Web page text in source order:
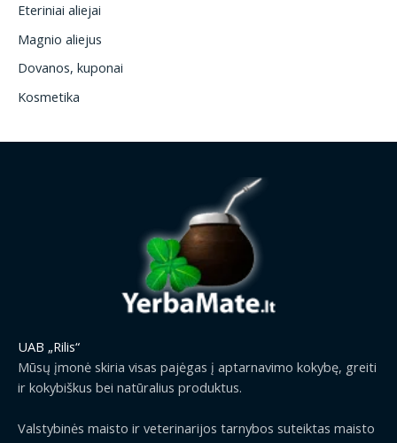
Eteriniai aliejai
Magnio aliejus
Dovanos, kuponai
Kosmetika
UAB „Rilis“
Mūsų įmonė skiria visas pajėgas į aptarnavimo kokybę, greiti
ir kokybiškus bei natūralius produktus.
Valstybinės maisto ir veterinarijos tarnybos suteiktas maisto